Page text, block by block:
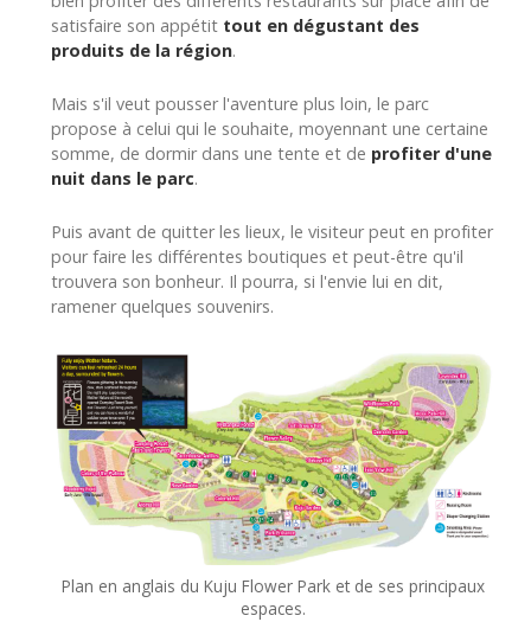
satisfaire son appétit tout en dégustant des
produits de la région.
Mais s'il veut pousser l'aventure plus loin, le parc
propose à celui qui le souhaite, moyennant une certaine
somme, de dormir dans une tente et de profiter d'une
nuit dans le parc.
Puis avant de quitter les lieux, le visiteur peut en profiter
pour faire les différentes boutiques et peut-être qu'il
trouvera son bonheur. Il pourra, si l'envie lui en dit,
ramener quelques souvenirs.
Plan en anglais du Kuju Flower Park et de ses principaux
espaces.